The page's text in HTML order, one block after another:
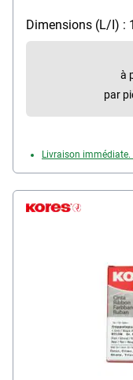
Dimensions (L/I) :
à
par
Livraison